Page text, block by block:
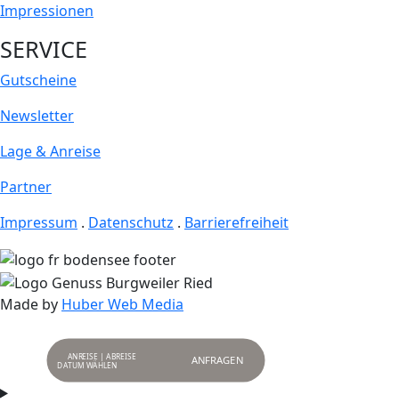
Impressionen
SERVICE
Gutscheine
Newsletter
Lage & Anreise
Partner
Impressum . Datenschutz . Barrierefreiheit
Made by Huber Web Media
ANREISE | ABREISE ANFRAGEN